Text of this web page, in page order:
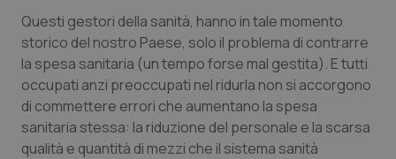
Questi gestori della sanità, hanno in tale momento
storico del nostro Paese, solo il problema di contrarre
la spesa sanitaria (un tempo forse mal gestita). E tutti
occupati anzi preoccupati nel ridurla non si accorgono
di commettere errori che aumentano la spesa
sanitaria stessa: la riduzione del personale e la scarsa
qualità e quantità di mezzi che il sistema sanità